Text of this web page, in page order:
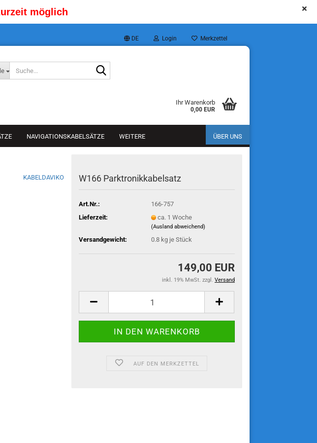
DE Login Merkzettel
Ihr Warenkorb
0,00 EUR
möglich
NAVIGATIONSKABELSÄTZE ÜBER UNS
WEITERE
KABELDAVIKO W166 Parktronikkabelsatz
Art.Nr.:
166-757
Lieferzeit:
ca. 1 Woche
(Ausland abweichend)
Versandgewicht: 0.8 kg je Stück
149,00 EUR
inkl. 19% MwSt. zzgl. Versand
AUF DEN MERKZETTEL